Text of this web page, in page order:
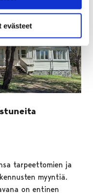
evästeet
tarpeettomien ja
myyntiä.
on entinen